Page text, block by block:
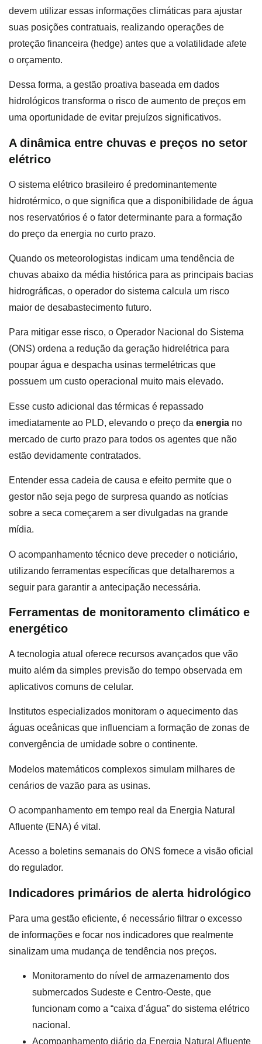
devem utilizar essas informações climáticas para ajustar
suas posições contratuais, realizando operações de
proteção financeira (hedge) antes que a volatilidade afete
o orçamento.
Dessa forma, a gestão proativa baseada em dados
hidrológicos transforma o risco de aumento de preços em
uma oportunidade de evitar prejuízos significativos.
A dinâmica entre chuvas e preços no setor
elétrico
O sistema elétrico brasileiro é predominantemente
hidrotérmico, o que significa que a disponibilidade de água
nos reservatórios é o fator determinante para a formação
do preço da energia no curto prazo.
Quando os meteorologistas indicam uma tendência de
chuvas abaixo da média histórica para as principais bacias
hidrográficas, o operador do sistema calcula um risco
maior de desabastecimento futuro.
Para mitigar esse risco, o Operador Nacional do Sistema
(ONS) ordena a redução da geração hidrelétrica para
poupar água e despacha usinas termelétricas que
possuem um custo operacional muito mais elevado.
Esse custo adicional das térmicas é repassado
imediatamente ao PLD, elevando o preço da energia no
mercado de curto prazo para todos os agentes que não
estão devidamente contratados.
Entender essa cadeia de causa e efeito permite que o
gestor não seja pego de surpresa quando as notícias
sobre a seca começarem a ser divulgadas na grande
mídia.
O acompanhamento técnico deve preceder o noticiário,
utilizando ferramentas específicas que detalharemos a
seguir para garantir a antecipação necessária.
Ferramentas de monitoramento climático e
energético
A tecnologia atual oferece recursos avançados que vão
muito além da simples previsão do tempo observada em
aplicativos comuns de celular.
Institutos especializados monitoram o aquecimento das
águas oceânicas que influenciam a formação de zonas de
convergência de umidade sobre o continente.
Modelos matemáticos complexos simulam milhares de
cenários de vazão para as usinas.
O acompanhamento em tempo real da Energia Natural
Afluente (ENA) é vital.
Acesso a boletins semanais do ONS fornece a visão oficial
do regulador.
Indicadores primários de alerta hidrológico
Para uma gestão eficiente, é necessário filtrar o excesso
de informações e focar nos indicadores que realmente
sinalizam uma mudança de tendência nos preços.
Monitoramento do nível de armazenamento dos
submercados Sudeste e Centro-Oeste, que
funcionam como a “caixa d’água” do sistema elétrico
nacional.
Acompanhamento diário da Energia Natural Afluente